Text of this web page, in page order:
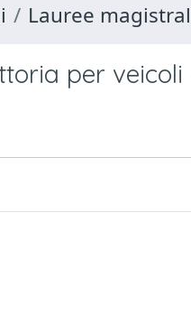
Lauree
per